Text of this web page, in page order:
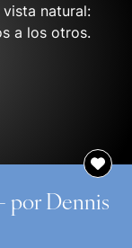
natural:
a los otros.
por Dennis